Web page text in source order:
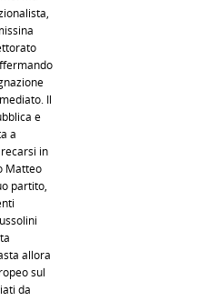
Il
e
a
in
Matteo
partito,
allora
sul
da